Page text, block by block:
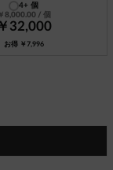
4+ 個
￥8,000.00 / 個
￥32,000
お得 ￥7,996